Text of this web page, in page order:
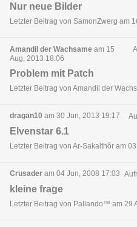
Nur neue Bilder
Letzter Beitrag von SamonZwerg am
Amandil der Wachsame am 15
Aug, 2013 18:06
Problem mit Patch
Letzter Beitrag von Amandil der
dragan10 am 30 Jun, 2013 19:17
Elvenstar 6.1
Letzter Beitrag von Ar-Sakalthôr am
Crusader am 04 Jun, 2008 17:03
kleine frage
Letzter Beitrag von Pallando™ am 29